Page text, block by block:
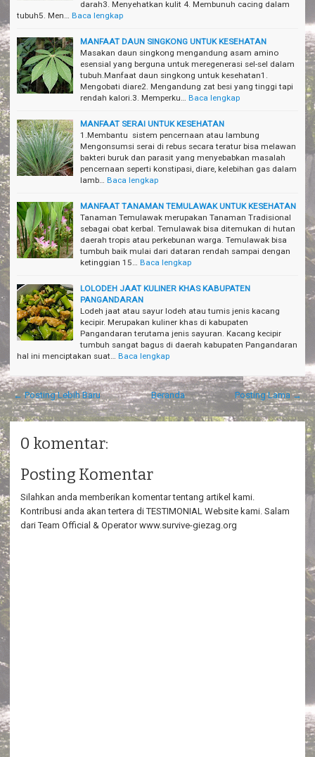
darah3. Menyehatkan kulit 4. Membunuh cacing dalam
tubuh5. Men…
Baca lengkap
MANFAAT DAUN SINGKONG UNTUK KESEHATAN
Masakan daun singkong mengandung asam amino
esensial yang berguna untuk meregenerasi sel-sel dalam
tubuh.Manfaat daun singkong untuk kesehatan1.
Mengobati diare2. Mengandung zat besi yang tinggi tapi
rendah kalori.3. Memperku…
Baca lengkap
MANFAAT SERAI UNTUK KESEHATAN
1.Membantu sistem pencernaan atau lambung
Mengonsumsi serai di rebus secara teratur bisa melawan
bakteri buruk dan parasit yang menyebabkan masalah
pencernaan seperti konstipasi, diare, kelebihan gas dalam
lamb…
Baca lengkap
MANFAAT TANAMAN TEMULAWAK UNTUK KESEHATAN
Tanaman Temulawak merupakan Tanaman Tradisional
sebagai obat kerbal. Temulawak bisa ditemukan di hutan
daerah tropis atau perkebunan warga. Temulawak bisa
tumbuh baik mulai dari dataran rendah sampai dengan
ketinggian 15…
Baca lengkap
LOLODEH JAAT KULINER KHAS KABUPATEN
PANGANDARAN
Lodeh jaat atau sayur lodeh atau tumis jenis kacang
kecipir. Merupakan kuliner khas di kabupaten
Pangandaran terutama jenis sayuran. Kacang kecipir
tumbuh sangat bagus di daerah kabupaten Pangandaran
hal ini menciptakan suat…
Baca lengkap
← Posting Lebih Baru Posting Lama →
Beranda
0 komentar:
Posting Komentar
Silahkan anda memberikan komentar tentang artikel kami.
Kontribusi anda akan tertera di TESTIMONIAL Website kami. Salam
dari Team Official & Operator www.survive-giezag.org